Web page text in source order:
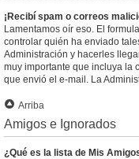
¡Recibí spam o correos
Lamentamos oír eso. El
controlar quién ha enviado
Administración y hacerles
muy importante que incluya la
que envió el e-mail. La
Arriba
Amigos e Ignorados
¿Qué es la lista de Mis